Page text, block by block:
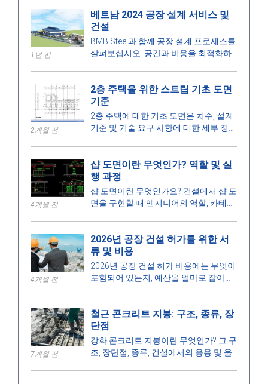
1년 전
베트남 2024 공장 설계 서비스 및
건설
BMB Steel과 함께 공장 설계 프로세스를
살펴보십시오. 공간과 비용을 최적화하
오.
2개월 전
2층 주택을 위한 스트립 기초 도면
기준
2층 주택에 대한 기초 도면은 치수, 설계
기준 및 기술 요구 사항에 대한 세부 정보
4개월 전
샵 도면이란 무엇인가? 역할 및 실
행 과정
샵 도면이란 무엇인가요? 건설에서 샵 도
면을 구현할 때 엔지니어의 역할, 카테고
4개월 전
2026년 공장 건설 허가를 위한 서
류 및 비용
2026년 공장 건설 허가 비용에는 무엇이
포함되어 있는지, 예산을 얼마로 잡아야
인지 알아보세요.
7개월 전
철근 콘크리트 지붕: 구조, 종류, 장
단점
강화 콘크리트 지붕이란 무엇인가? 그 구
조, 장단점, 종류, 건설에서의 응용 및 올